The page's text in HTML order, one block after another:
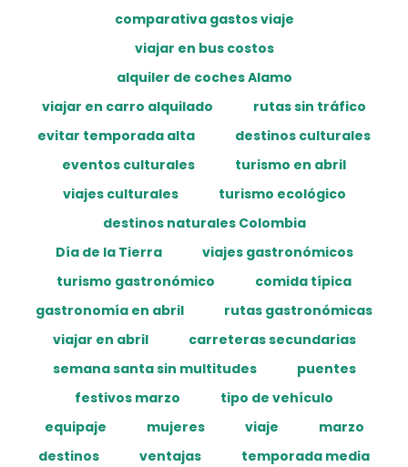
comparativa gastos viaje
viajar en bus costos
alquiler de coches Alamo
viajar en carro alquilado
rutas sin tráfico
evitar temporada alta
destinos culturales
eventos culturales
turismo en abril
viajes culturales
turismo ecológico
destinos naturales Colombia
Día de la Tierra
viajes gastronómicos
turismo gastronómico
comida típica
gastronomía en abril
rutas gastronómicas
viajar en abril
carreteras secundarias
semana santa sin multitudes
puentes
festivos marzo
tipo de vehículo
equipaje
mujeres viaje
marzo
destinos
ventajas
temporada media